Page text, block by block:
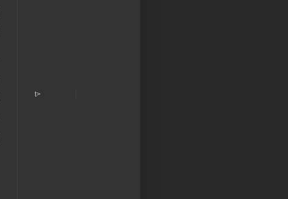
t>